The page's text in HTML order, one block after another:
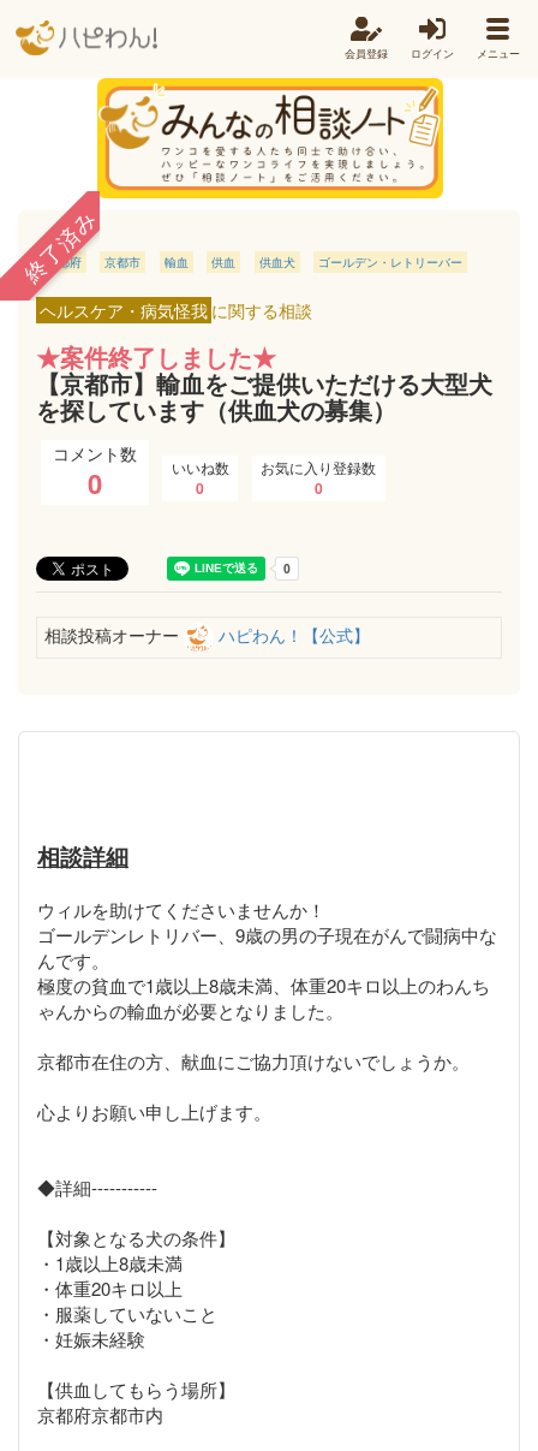
会員登録 ログイン メニュー
終了済み
京都府 京都市 輸血 供血 供血犬 ゴールデン・レトリーバー
ヘルスケア・病気怪我 に関する相談
★案件終了しました★
【京都市】輸血をご提供いただける大型犬
を探しています（供血犬の募集）
コメント数
0 いいね数
0
お気に入り登録数
0
相談投稿オーナー ハピわん！【公式】
相談詳細
ウィルを助けてくださいませんか！
ゴールデンレトリバー、9歳の男の子現在がんで闘病中な
んです。
極度の貧血で1歳以上8歳未満、体重20キロ以上のわんち
ゃんからの輸血が必要となりました。
京都市在住の方、献血にご協力頂けないでしょうか。
心よりお願い申し上げます。
◆詳細-----------
【対象となる犬の条件】
・1歳以上8歳未満
・体重20キロ以上
・服薬していないこと
・妊娠未経験
【供血してもらう場所】
京都府京都市内